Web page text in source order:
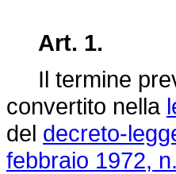
Art. 1.
Il termine
convertito nella
del decreto-
febbraio 1972,